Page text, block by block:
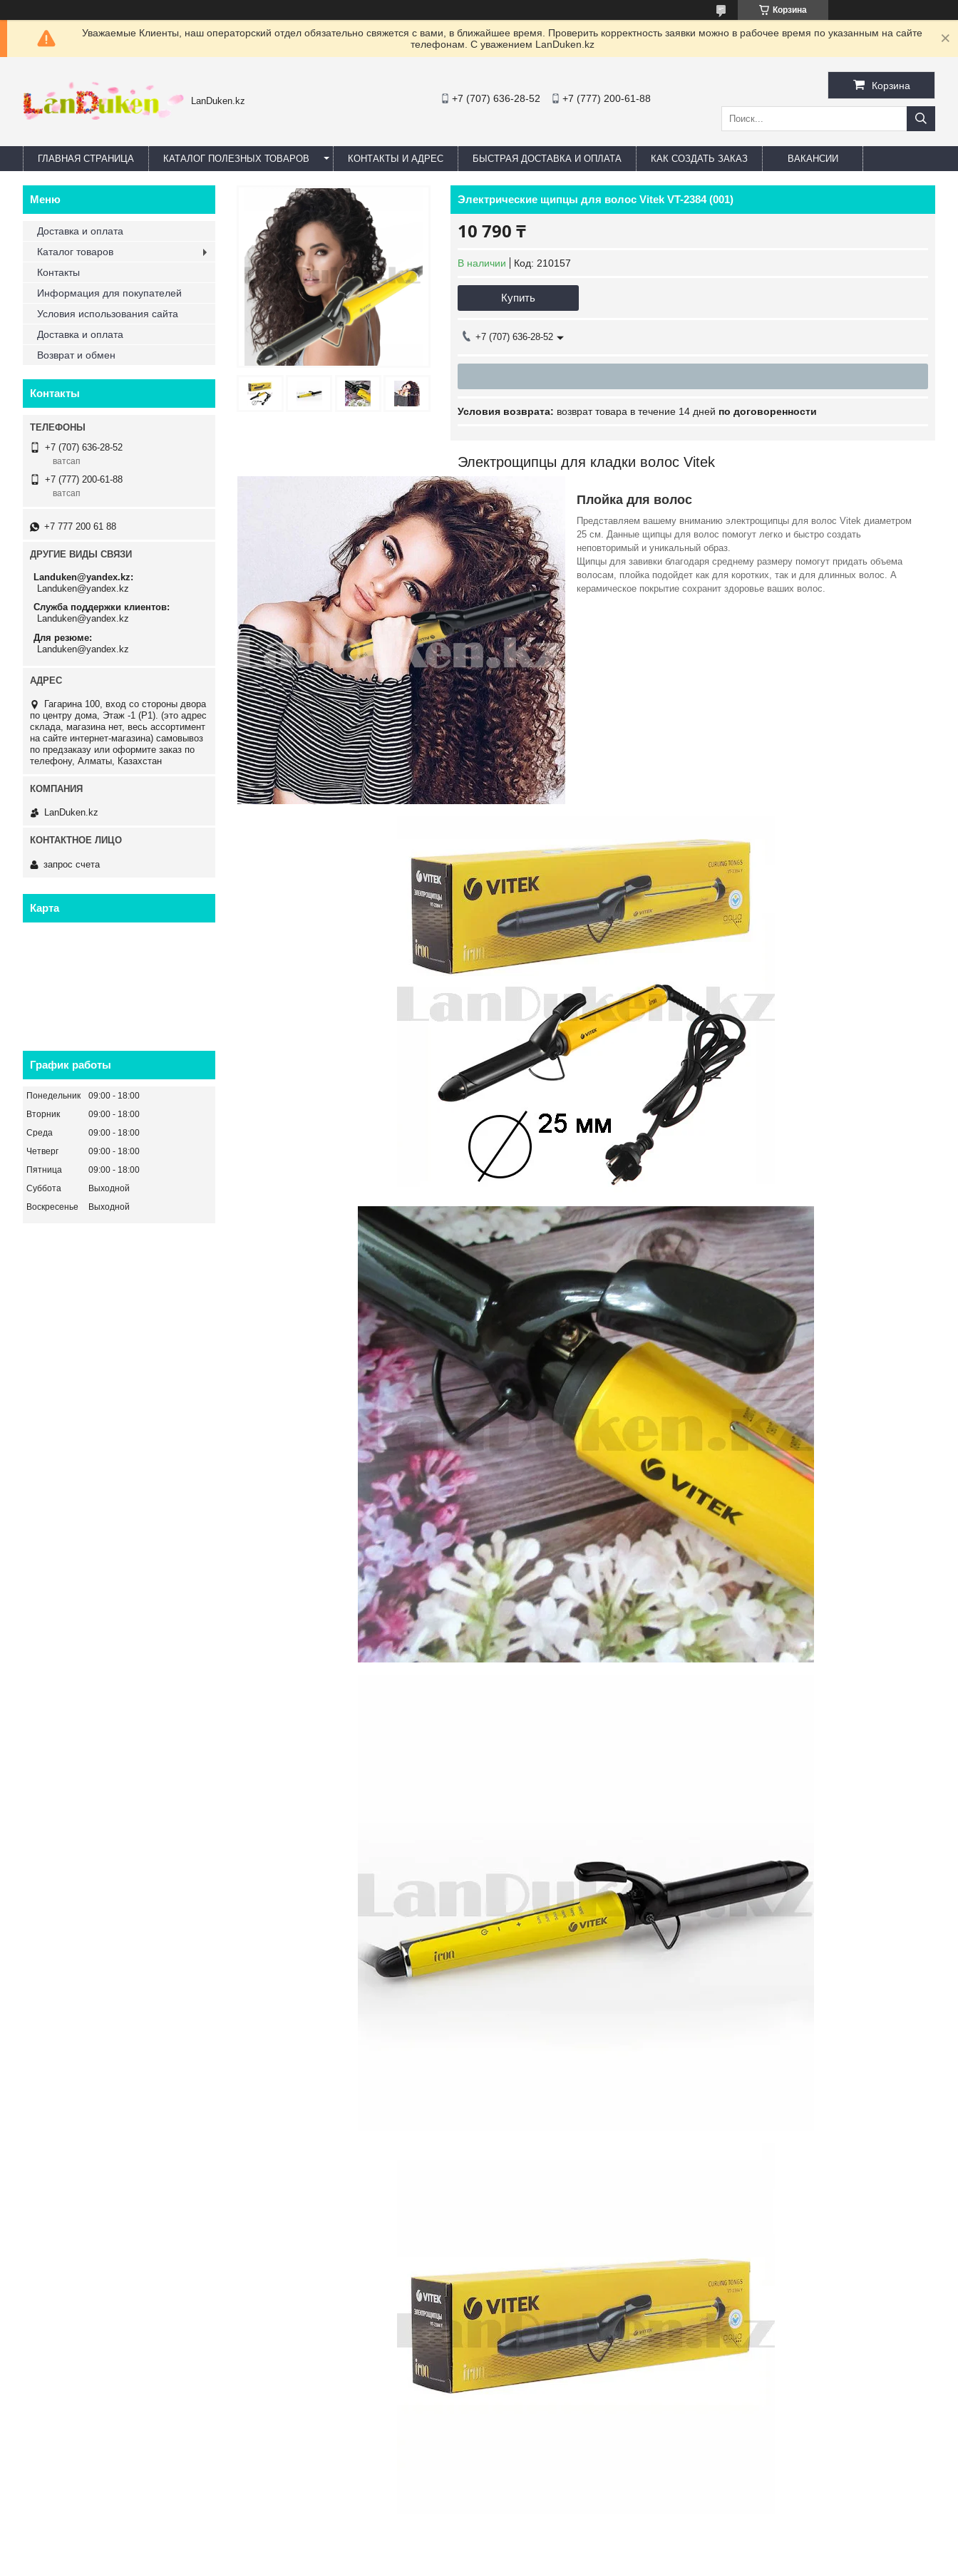
Корзина
Уважаемые Клиенты, наш операторский отдел обязательно свяжется с вами, в ближайшее время. Проверить корректность заявки можно в рабочее время по указанным на сайте
телефонам. С уважением LanDuken.kz
LanDuken.kz +7 (707) 636-28-52 +7 (777) 200-61-88
Корзина
ГЛАВНАЯ СТРАНИЦА КАТАЛОГ ПОЛЕЗНЫХ ТОВАРОВ КОНТАКТЫ И АДРЕС БЫСТРАЯ ДОСТАВКА И ОПЛАТА КАК СОЗДАТЬ ЗАКАЗ ВАКАНСИИ
Электрические щипцы для волос Vitek VT-2384 (001)
10 790 ₸
В наличии Код: 210157
Купить
+7 (707) 636-28-52
возврат товара в течение 14 дней по договоренности
Электрощипцы для кладки волос Vitek
Плойка для волос
Представляем вашему вниманию электрощипцы для волос Vitek диаметром
25 см. Данные щипцы для волос помогут легко и быстро создать
неповторимый и уникальный образ.
Щипцы для завивки благодаря среднему размеру помогут придать объема
волосам, плойка подойдет как для коротких, так и для длинных волос. А
керамическое покрытие сохранит здоровье ваших волос.
Доставка и оплата
Каталог товаров
Контакты
Информация для покупателей
Условия использования сайта
Доставка и оплата
Возврат и обмен
Контакты
+7 (707) 636-28-52
ватсап
+7 (777) 200-61-88
ватсап
+7 777 200 61 88
ДРУГИЕ ВИДЫ СВЯЗИ
Landuken@yandex.kz
Landuken@yandex.kz
Служба поддержки клиентов
Landuken@yandex.kz
Для резюме
Landuken@yandex.kz
Гагарина 100, вход со стороны двора
по центру дома, Этаж -1 (P1). (это адрес
склада, магазина нет, весь ассортимент
на сайте интернет-магазина) самовывоз
по предзаказу или оформите заказ по
телефону, Алматы, Казахстан
LanDuken.kz
запрос счета
Карта
График работы
Понедельник 09:00
18:00
Вторник
09:00
18:00
Среда
09:00
18:00
Четверг
09:00
18:00
Пятница
09:00
18:00
Суббота
Выходной
Воскресенье
Выходной